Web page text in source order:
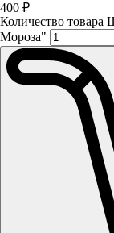
400 ₽
Количество товара
Мороза"